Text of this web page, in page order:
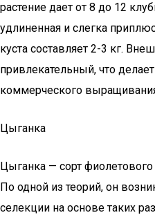
растение дает от 8 до 12
удлиненная и слегка
куста составляет 2-3 кг.
привлекательный, что
коммерческого
Цыганка
Цыганка — сорт
По одной из теорий, он
селекции на основе таких